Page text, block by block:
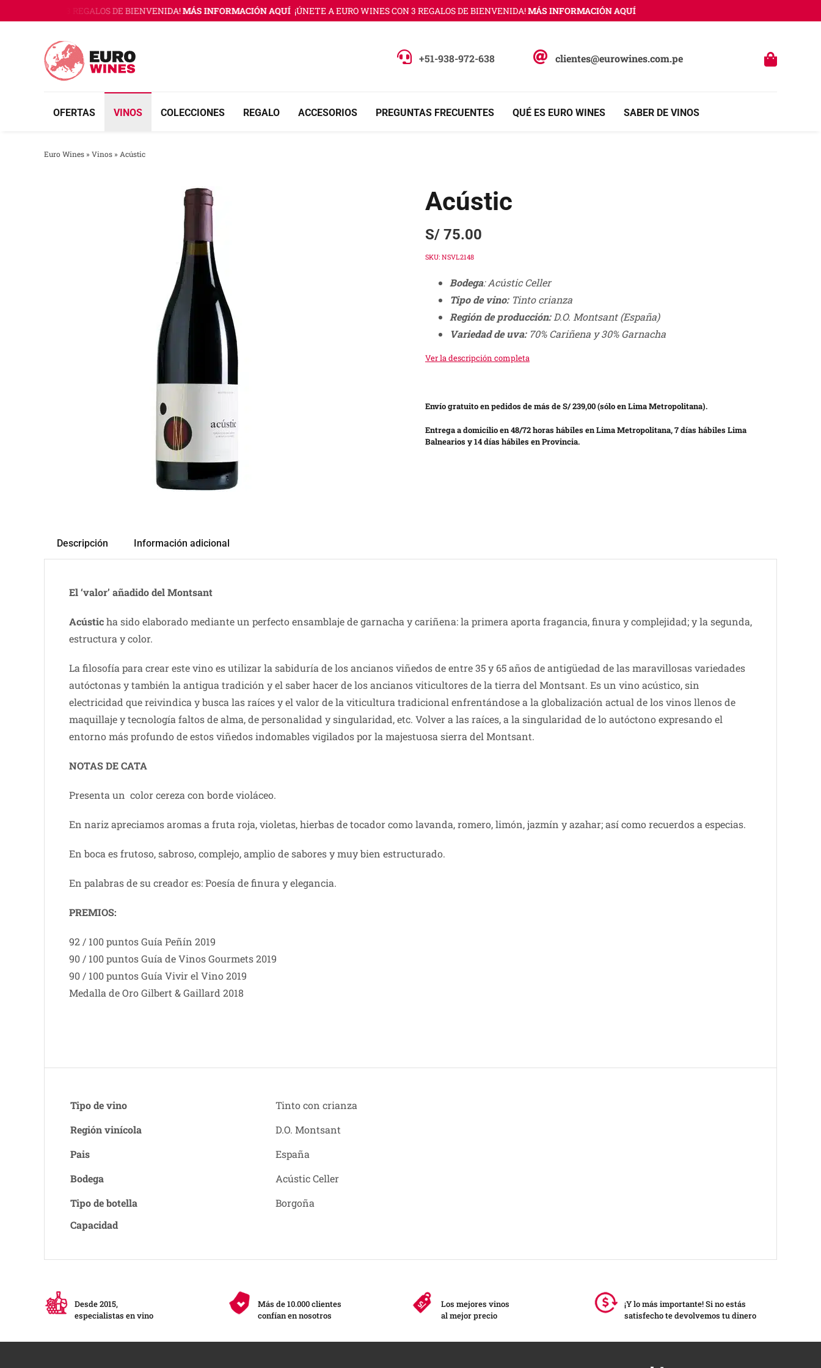
al
WINES CON 3 REGALOS DE BIENVENIDA!MÁS INFORMACIÓN AQUÍ ¡ÚNETE A EURO WINES CON 3 REGALOS DE BIENVENIDA!MÁS INFORMACIÓN AQUÍ
+51-938-972-638 clientes@eurowines.com.pe
OFERTAS VINOS COLECCIONES REGALO ACCESORIOS PREGUNTAS FRECUENTES QUÉ ES EURO WINES SABER DE VINOS
Euro Wines» Vinos» Acústic
Acústic
S/75.00
SKU: NSVL2148
Bodega: Acústic Celler
Tipo de vino:Tinto crianza
Región de producción:D.O. Montsant (España)
Variedad de uva:70% Cariñena y 30% Garnacha
Ver la descripción completa
Envío gratuito en pedidos de más de S/ 239,00 (sólo en Lima Metropolitana).
Entrega a domicilio en 48/72 horas hábiles en Lima Metropolitana, 7 días hábiles Lima
Balnearios y 14 días hábiles en Provincia.
Descripción Información adicional
El ‘valor’ añadido del Montsant
Acústicha sido elaborado mediante un perfecto ensamblaje de garnacha y cariñena: la primera aporta fragancia, finura y complejidad; y la segunda,
estructura y color.
La filosofía para crear este vino es utilizar la sabiduría de los ancianos viñedos de entre 35 y 65 años de antigüedad de las maravillosas variedades
autóctonas y también la antigua tradición y el saber hacer de los ancianos viticultores de la tierra del Montsant. Es un vino acústico, sin
electricidad que reivindica y busca las raíces y el valor de la viticultura tradicional enfrentándose a la globalización actual de los vinos llenos de
maquillaje y tecnología faltos de alma, de personalidad y singularidad, etc. Volver a las raíces, a la singularidad de lo autóctono expresando el
entorno más profundo de estos viñedos indomables vigilados por la majestuosa sierra del Montsant.
NOTAS DE CATA
Presenta un color cereza con borde violáceo.
En nariz apreciamos aromas a fruta roja, violetas, hierbas de tocador como lavanda, romero, limón, jazmín y azahar; así como recuerdos a especias.
En boca es frutoso, sabroso, complejo, amplio de sabores y muy bien estructurado.
En palabras de su creador es: Poesía de finura y elegancia.
PREMIOS:
92 / 100 puntos Guía Peñín 2019
90 / 100 puntos Guía de Vinos Gourmets 2019
90 / 100 puntos Guía Vivir el Vino 2019
Medalla de Oro Gilbert & Gaillard 2018
Tipo de vino
Tinto con crianza
Región vinícola
D.O. Montsant
Pais
España
Bodega
Acústic Celler
Tipo de botella
Borgoña
Capacidad
Desde 2015,
especialistas en vino
Más de 10.000 clientes
confían en nosotros
Los mejores vinos
al mejor precio
¡Y lo más importante! Si no estás
satisfecho te devolvemos tu dinero